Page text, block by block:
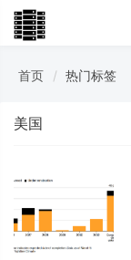
首页 热门标签
美国